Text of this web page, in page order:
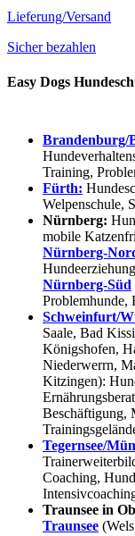
Lieferung/Versand
Sicher bezahlen
Easy Dogs
Brandenburg/
Training,
Fürth:
Welpenschule,
Nürnberg:
mobile
Nürnberg-
Nürnberg-Süd
Problemhunde,
Schweinfurt/
Saale, Bad
Königshofen,
Niederwerrn,
Kitzingen):
Beschäftigung,
Tegernsee/
Coaching,
Traunsee in
Traunsee